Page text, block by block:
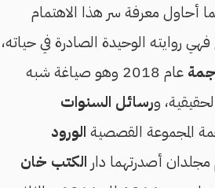
أحاول معرفة سر هذا الاهتمام
روايته الوحيدة الصادرة في حياته،
عام 2018 وهو صياغة شبه
ورسائل السنوات
الورود
أصدرتهما دار الكتب خان